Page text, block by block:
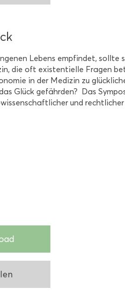
Le­bens emp­fin­det,
die oft exis­ten­ti­el­le Fra­gen
in der Me­di­zin zu
Glück ge­fähr­den? Das
und